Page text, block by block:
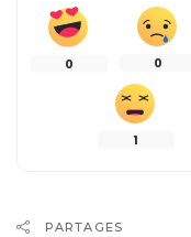
0 0
1
PARTAGES